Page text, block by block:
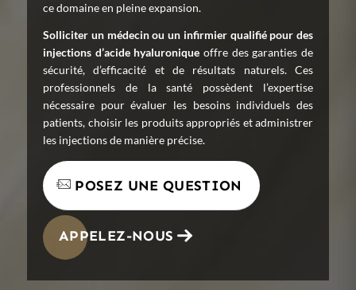
ce domaine en pleine expansion.
Solliciter un médecin ou un infirmier qualifié pour des
injections d’acide hyaluronique offre des garanties de
sécurité, d’efficacité et de résultats naturels. Ces
professionnels de la santé possèdent l’expertise
nécessaire pour évaluer les besoins individuels des
patients, choisir les produits appropriés et administrer
les injections de manière précise.
POSEZ UNE QUESTION
APPELEZ-NOUS